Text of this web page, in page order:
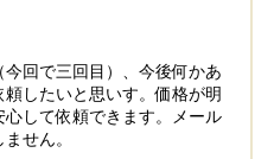
回で三回目）、今後何かあ
したいと思いす。価格が明
して依頼できます。メール
せん。